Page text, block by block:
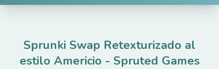
Sprunki Swap Retexturizado al
estilo Americio - Spruted Games